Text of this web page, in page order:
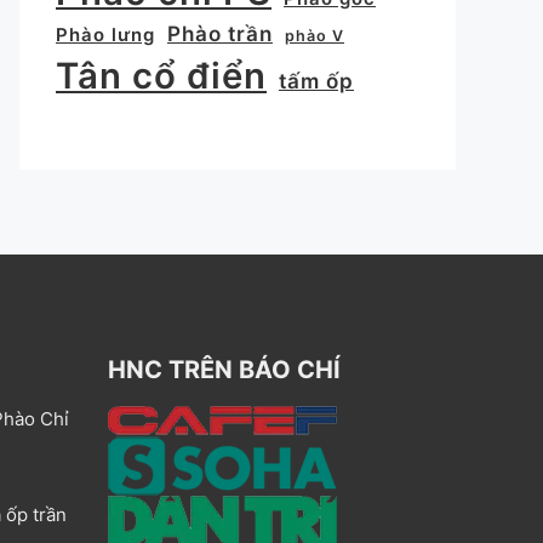
Phào lưng
Phào trần phào V
Tân cổ điển tấm ốp
Chỉ
ốp trần
HNC TRÊN BÁO CHÍ